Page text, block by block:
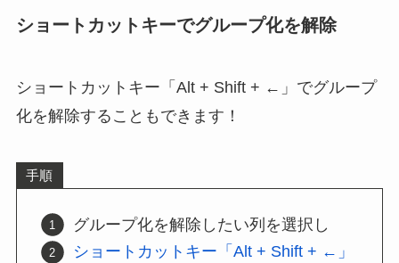
ショートカットキーでグループ化を解除
ショートカットキー「Alt + Shift + ←」でグループ
化を解除することもできます！
手順
グループ化を解除したい列を選択し
ショートカットキー「Alt + Shift + ←」